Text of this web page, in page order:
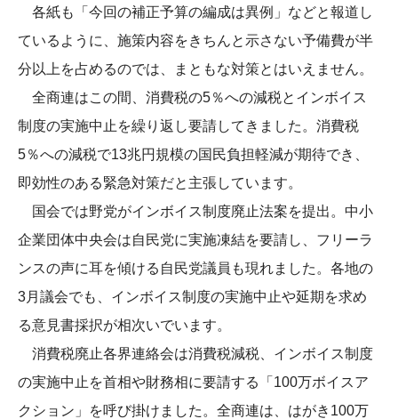
各紙も「今回の補正予算の編成は異例」などと報道し
ているように、施策内容をきちんと示さない予備費が半
分以上を占めるのでは、まともな対策とはいえません。
全商連はこの間、消費税の5％への減税とインボイス
制度の実施中止を繰り返し要請してきました。消費税
5％への減税で13兆円規模の国民負担軽減が期待でき、
即効性のある緊急対策だと主張しています。
国会では野党がインボイス制度廃止法案を提出。中小
企業団体中央会は自民党に実施凍結を要請し、フリーラ
ンスの声に耳を傾ける自民党議員も現れました。各地の
3月議会でも、インボイス制度の実施中止や延期を求め
る意見書採択が相次いでいます。
消費税廃止各界連絡会は消費税減税、インボイス制度
の実施中止を首相や財務相に要請する「100万ボイスア
クション」を呼び掛けました。全商連は、はがき100万